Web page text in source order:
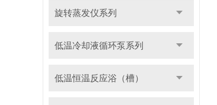
旋转蒸发仪系列
低温冷却液循环泵系列
低温恒温反应浴（槽）